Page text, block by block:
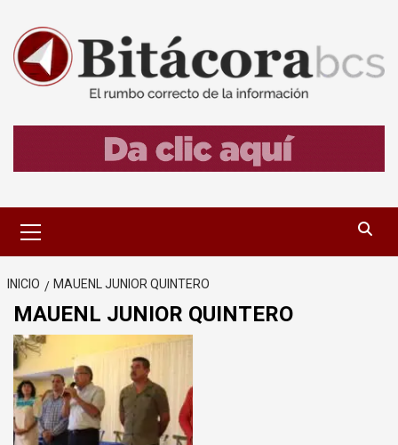
contenido
primario
INICIO MAUENL JUNIOR QUINTERO
MAUENL JUNIOR QUINTERO